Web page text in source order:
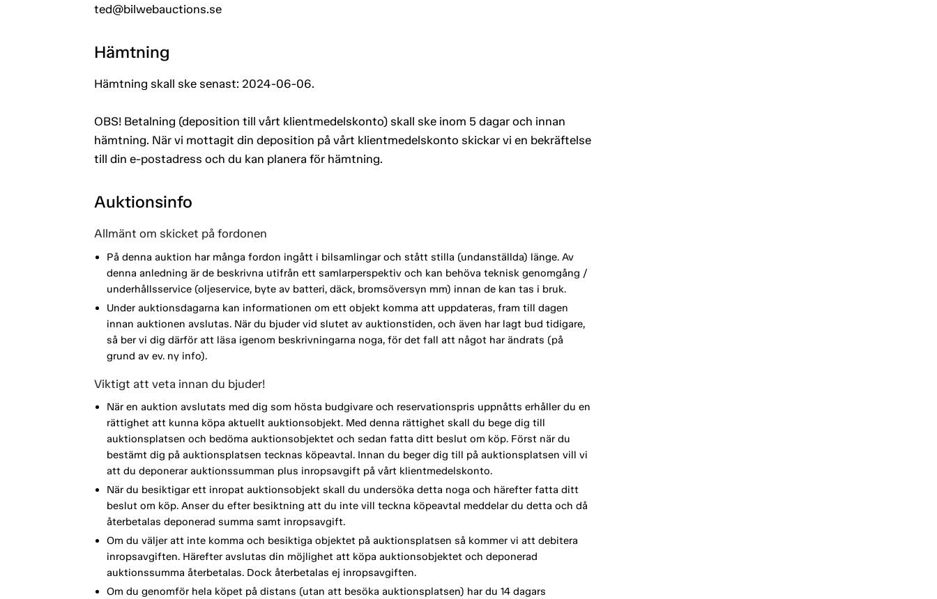
ted@bilwebauctions.se
Hämtning
Hämtning skall ske senast: 2024-06-06.
OBS! Betalning (deposition till vårt klientmedelskonto) skall ske inom 5 dagar och innan
hämtning. När vi mottagit din deposition på vårt klientmedelskonto skickar vi en bekräftelse
till din e-postadress och du kan planera för hämtning.
Auktionsinfo
Allmänt om skicket på fordonen
På denna auktion har många fordon ingått i bilsamlingar och stått stilla (undanställda) länge. Av
denna anledning är de beskrivna utifrån ett samlarperspektiv och kan behöva teknisk genomgång /
underhållsservice (oljeservice, byte av batteri, däck, bromsöversyn mm) innan de kan tas i bruk.
Under auktionsdagarna kan informationen om ett objekt komma att uppdateras, fram till dagen
innan auktionen avslutas. När du bjuder vid slutet av auktionstiden, och även har lagt bud tidigare,
så ber vi dig därför att läsa igenom beskrivningarna noga, för det fall att något har ändrats (på
grund av ev. ny info).
Viktigt att veta innan du bjuder!
När en auktion avslutats med dig som hösta budgivare och reservationspris uppnåtts erhåller du en
rättighet att kunna köpa aktuellt auktionsobjekt. Med denna rättighet skall du bege dig till
auktionsplatsen och bedöma auktionsobjektet och sedan fatta ditt beslut om köp. Först när du
bestämt dig på auktionsplatsen tecknas köpeavtal. Innan du beger dig till på auktionsplatsen vill vi
att du deponerar auktionssumman plus inropsavgift på vårt klientmedelskonto.
När du besiktigar ett inropat auktionsobjekt skall du undersöka detta noga och härefter fatta ditt
beslut om köp. Anser du efter besiktning att du inte vill teckna köpeavtal meddelar du detta och då
återbetalas deponerad summa samt inropsavgift.
Om du väljer att inte komma och besiktiga objektet på auktionsplatsen så kommer vi att debitera
inropsavgiften. Härefter avslutas din möjlighet att köpa auktionsobjektet och deponerad
auktionssumma återbetalas. Dock återbetalas ej inropsavgiften.
Om du genomför hela köpet på distans (utan att besöka auktionsplatsen) har du 14 dagars